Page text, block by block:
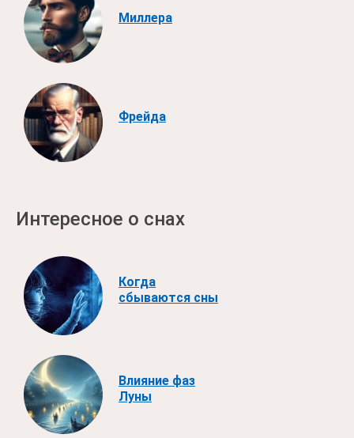
Миллера
Фрейда
Интересное о снах
Когда
сбываются сны
Влияние фаз
Луны